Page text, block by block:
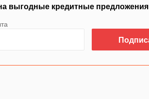
выгодные кредитные предложения